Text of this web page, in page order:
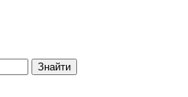
Знайти